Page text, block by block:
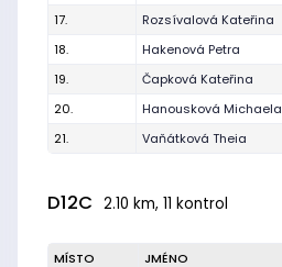
17.
Rozsívalová Kateřina
18.
Hakenová Petra
19.
Čapková Kateřina
20.
Hanousková Michaela
21.
Vaňátková Theia
D12C 2.10 km, 11 kontrol
MÍSTO JMÉNO